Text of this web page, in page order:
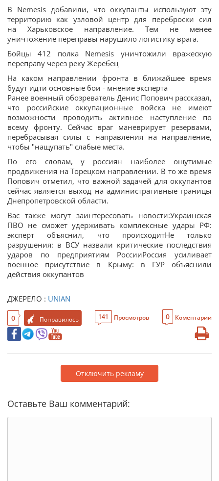
В Nemesis добавили, что оккупанты используют эту
территорию как узловой центр для переброски сил
на Харьковское направление. Тем не менее
уничтожение переправы нарушило логистику врага.
Бойцы 412 полка Nemesis уничтожили вражескую
переправу через реку Жеребец
На каком направлении фронта в ближайшее время
будут идти основные бои - мнение эксперта
Ранее военный обозреватель Денис Попович рассказал,
что российские оккупационные войска не имеют
возможности проводить активное наступление по
всему фронту. Сейчас враг маневрирует резервами,
перебрасывая силы с направления на направление,
чтобы "нащупать" слабые места.
По его словам, у россиян наиболее ощутимые
продвижения на Торецком направлении. В то же время
Попович отметил, что важной задачей для оккупантов
сейчас является выход на административные границы
Днепропетровской области.
Вас также могут заинтересовать новости:Украинская
ПВО не сможет удерживать комплексные удары РФ:
эксперт объяснил, что происходитНе только
разрушения: в ВСУ назвали критические последствия
ударов по предприятиям РоссииРоссия усиливает
военное присутствие в Крыму: в ГУР объяснили
действия оккупантов
ДЖЕРЕЛО : UNIAN
0 Понравилось 141 Просмотров 0 Коментарии
Отключить рекламу
Оставьте Ваш комментарий: